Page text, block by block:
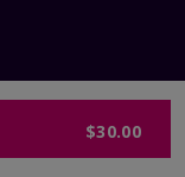
$30.00